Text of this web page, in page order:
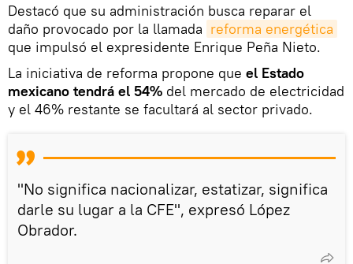
Destacó que su administración busca reparar el
daño provocado por la llamada reforma energética
que impulsó el expresidente Enrique Peña Nieto.
La iniciativa de reforma propone que el Estado
mexicano tendrá el 54% del mercado de electricidad
y el 46% restante se facultará al sector privado.
"No significa nacionalizar, estatizar, significa
darle su lugar a la CFE", expresó López
Obrador.